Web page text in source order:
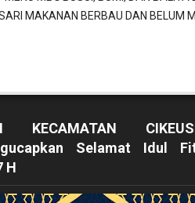
MAKANAN BERBAU DAN BELUM
KECAMATAN
Selamat Idul
H